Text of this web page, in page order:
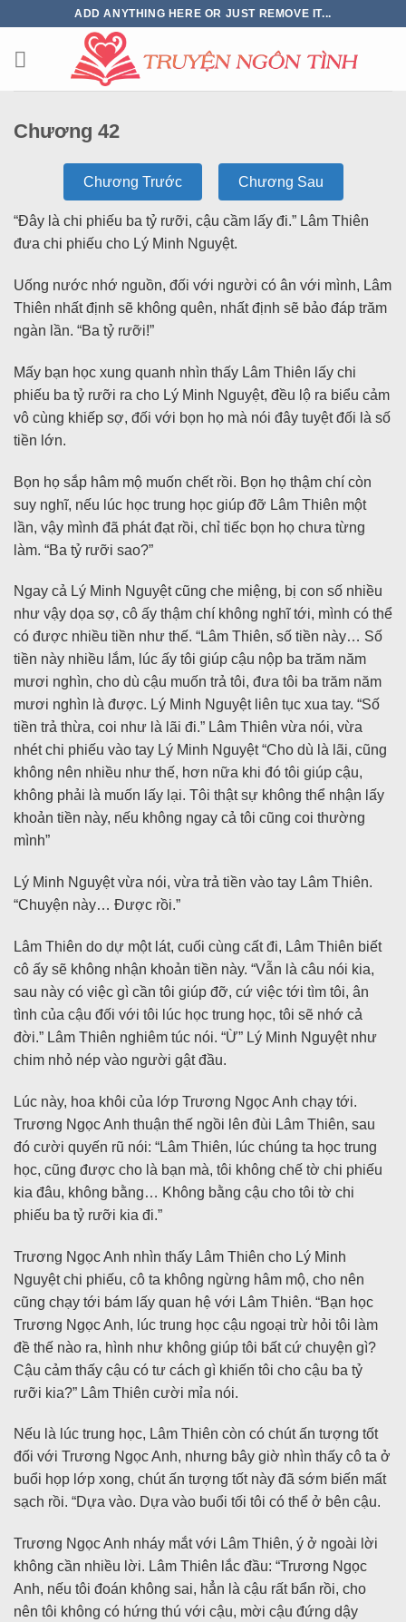
ADD ANYTHING HERE OR JUST REMOVE IT...
Chương 42
Chương Trước Chương Sau
“Đây là chi phiếu ba tỷ rưỡi, cậu cầm lấy đi.” Lâm Thiên
đưa chi phiếu cho Lý Minh Nguyệt.
Uống nước nhớ nguồn, đối với người có ân với mình, Lâm
Thiên nhất định sẽ không quên, nhất định sẽ bảo đáp trăm
ngàn lần. “Ba tỷ rưỡi!”
Mấy bạn học xung quanh nhìn thấy Lâm Thiên lấy chi
phiếu ba tỷ rưỡi ra cho Lý Minh Nguyệt, đều lộ ra biểu cảm
vô cùng khiếp sợ, đối với bọn họ mà nói đây tuyệt đối là số
tiền lớn.
Bọn họ sắp hâm mộ muốn chết rồi. Bọn họ thậm chí còn
suy nghĩ, nếu lúc học trung học giúp đỡ Lâm Thiên một
lần, vậy mình đã phát đạt rồi, chỉ tiếc bọn họ chưa từng
làm. “Ba tỷ rưỡi sao?”
Ngay cả Lý Minh Nguyệt cũng che miệng, bị con số nhiều
như vậy dọa sợ, cô ấy thậm chí không nghĩ tới, mình có thể
có được nhiều tiền như thế. “Lâm Thiên, số tiền này… Số
tiền này nhiều lắm, lúc ấy tôi giúp cậu nộp ba trăm năm
mươi nghìn, cho dù cậu muốn trả tôi, đưa tôi ba trăm năm
mươi nghìn là được. Lý Minh Nguyệt liên tục xua tay. “Số
tiền trả thừa, coi như là lãi đi.” Lâm Thiên vừa nói, vừa
nhét chi phiếu vào tay Lý Minh Nguyệt “Cho dù là lãi, cũng
không nên nhiều như thế, hơn nữa khi đó tôi giúp cậu,
không phải là muốn lấy lại. Tôi thật sự không thể nhận lấy
khoản tiền này, nếu không ngay cả tôi cũng coi thường
mình”
Lý Minh Nguyệt vừa nói, vừa trả tiền vào tay Lâm Thiên.
“Chuyện này… Được rồi.”
Lâm Thiên do dự một lát, cuối cùng cất đi, Lâm Thiên biết
cô ấy sẽ không nhận khoản tiền này. “Vẫn là câu nói kia,
sau này có việc gì cần tôi giúp đỡ, cứ việc tới tìm tôi, ân
tình của cậu đối với tôi lúc học trung học, tôi sẽ nhớ cả
đời.” Lâm Thiên nghiêm túc nói. “Ừ” Lý Minh Nguyệt như
chim nhỏ nép vào người gật đầu.
Lúc này, hoa khôi của lớp Trương Ngọc Anh chạy tới.
Trương Ngọc Anh thuận thế ngồi lên đùi Lâm Thiên, sau
đó cười quyến rũ nói: “Lâm Thiên, lúc chúng ta học trung
học, cũng được cho là bạn mà, tôi không chế tờ chi phiếu
kia đâu, không bằng… Không bằng cậu cho tôi tờ chi
phiếu ba tỷ rưỡi kia đi.”
Trương Ngọc Anh nhìn thấy Lâm Thiên cho Lý Minh
Nguyệt chi phiếu, cô ta không ngừng hâm mộ, cho nên
cũng chạy tới bám lấy quan hệ với Lâm Thiên. “Bạn học
Trương Ngọc Anh, lúc trung học cậu ngoại trừ hỏi tôi làm
đề thế nào ra, hình như không giúp tôi bất cứ chuyện gì?
Cậu cảm thấy cậu có tư cách gì khiến tôi cho cậu ba tỷ
rưỡi kia?” Lâm Thiên cười mỉa nói.
Nếu là lúc trung học, Lâm Thiên còn có chút ấn tượng tốt
đối với Trương Ngọc Anh, nhưng bây giờ nhìn thấy cô ta ở
buổi họp lớp xong, chút ấn tượng tốt này đã sớm biến mất
sạch rồi. “Dựa vào. Dựa vào buổi tối tôi có thể ở bên cậu.
Trương Ngọc Anh nháy mắt với Lâm Thiên, ý ở ngoài lời
không cần nhiều lời. Lâm Thiên lắc đầu: “Trương Ngọc
Anh, nếu tôi đoán không sai, hẳn là cậu rất bẩn rồi, cho
nên tôi không có hứng thú với cậu, mời cậu đứng dậy